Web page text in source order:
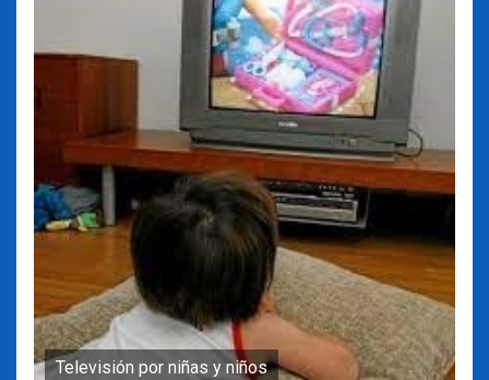
Televisión por niñas y niños